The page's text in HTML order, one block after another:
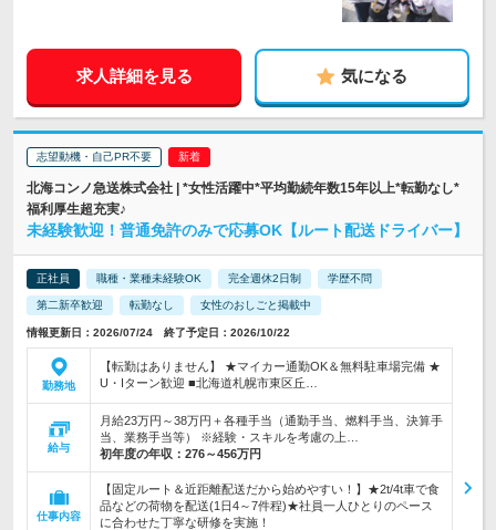
求人詳細を見る 気になる
志望動機・自己PR不要
北海コンノ急送株式会社 | *女性活躍中*平均勤続年数15年以上*転勤なし*
福利厚生超充実♪
未経験歓迎！普通免許のみで応募OK【ルート配送ドライバー】
正社員 職種・業種未経験OK 完全週休2日制 学歴不問
第二新卒歓迎 転勤なし 女性のおしごと掲載中
情報更新日：2026/07/24 終了予定日：2026/10/22
勤務地
【転勤はありません】 ★マイカー通勤OK＆無料駐車場完備 ★
U・Iターン歓迎 ■北海道札幌市東区丘…
給与
月給23万円～38万円＋各種手当（通勤手当、燃料手当、決算手
当、業務手当等） ※経験・スキルを考慮の上…
初年度の年収： 276～456万円
仕事内容
【固定ルート＆近距離配送だから始めやすい！】★2t/4t車で食
品などの荷物を配送(1日4～7件程)★社員一人ひとりのペース
に合わせた丁寧な研修を実施！